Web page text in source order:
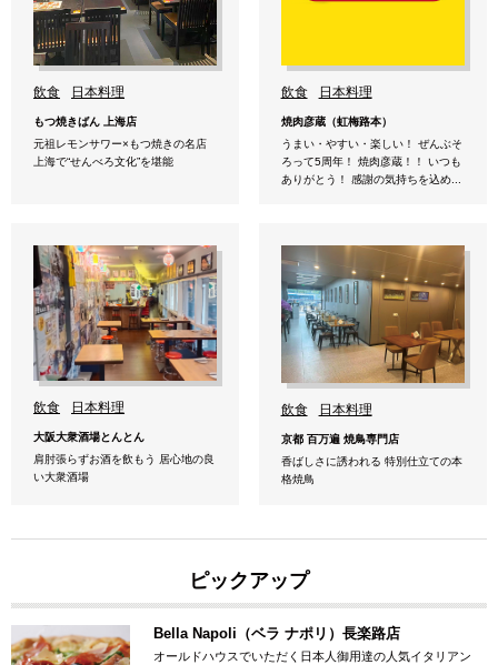
飲食 日本料理
もつ焼きばん 上海店
元祖レモンサワー×もつ焼きの名店
上海で“せんべろ文化”を堪能
飲食 日本料理
焼肉彦蔵（虹梅路本）
うまい・やすい・楽しい！ ぜんぶそ
ろって5周年！ 焼肉彦蔵！！ いつも
ありがとう！ 感謝の気持ちを込め...
飲食 日本料理
大阪大衆酒場とんとん
肩肘張らずお酒を飲もう 居心地の良
い大衆酒場
飲食 日本料理
京都 百万遍 焼鳥専門店
香ばしさに誘われる 特別仕立ての本
格焼鳥
ピックアップ
Bella Napoli（ベラ ナポリ）長楽路店
オールドハウスでいただく日本人御用達の人気イタリアン